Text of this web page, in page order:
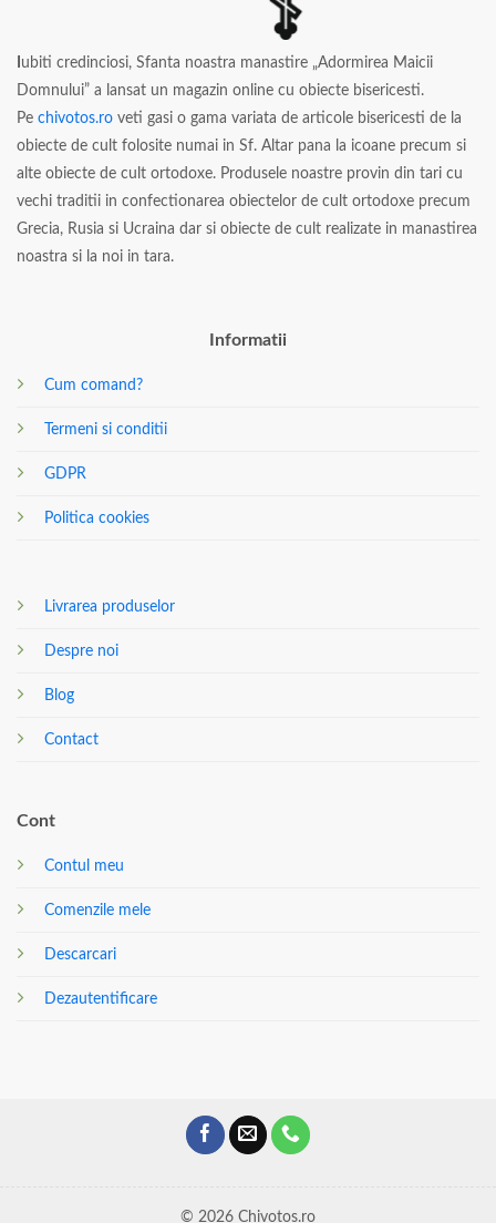
ubiti credinciosi, Sfanta noastra manastire „Adormirea Maicii
Domnului” a lansat un magazin online cu obiecte bisericesti.
Pe chivotos.ro veti gasi o gama variata de articole bisericesti de la
obiecte de cult folosite numai in Sf. Altar pana la icoane precum si
alte obiecte de cult ortodoxe. Produsele noastre provin din tari cu
vechi traditii in confectionarea obiectelor de cult ortodoxe precum
Grecia, Rusia si Ucraina dar si obiecte de cult realizate in manastirea
noastra si la noi in tara.
Informatii
Cum comand?
Termeni si conditii
GDPR
Politica cookies
Livrarea produselor
Despre noi
Blog
Contact
Cont
Contul meu
Comenzile mele
Descarcari
Dezautentificare
© 2026 Chivotos.ro